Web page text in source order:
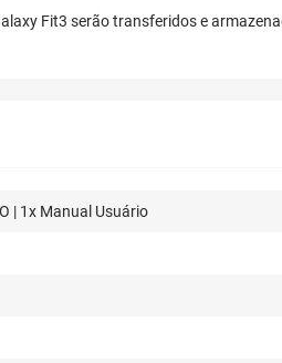
Fit3 serão transferidos e
| 1x Manual Usuário